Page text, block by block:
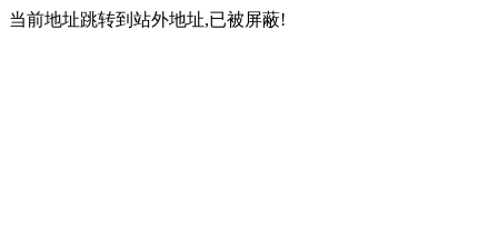
当前地址跳转到站外地址,已被屏蔽!